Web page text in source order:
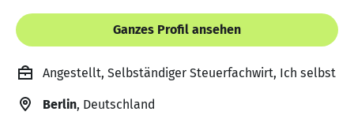
Ganzes Profil ansehen
Angestellt, Selbständiger Steuerfachwirt, Ich selbst
Berlin, Deutschland